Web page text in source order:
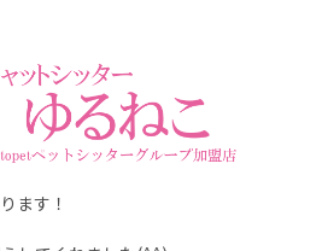
ます！